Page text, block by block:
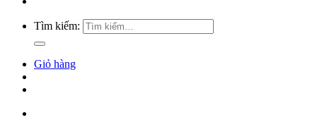
Tìm kiếm:
Giỏ hàng